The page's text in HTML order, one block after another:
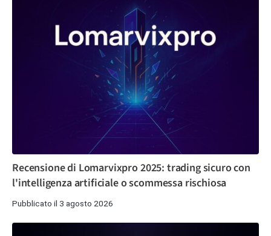
Recensione di Lomarvixpro 2025: trading sicuro con
l'intelligenza artificiale o scommessa rischiosa
Pubblicato il 3 agosto 2026